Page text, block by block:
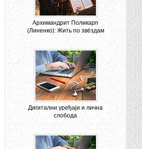
Архимандрит Поликарп
(Линенко): Жить по звёздам
Дигитални уређаји и лична
слобода